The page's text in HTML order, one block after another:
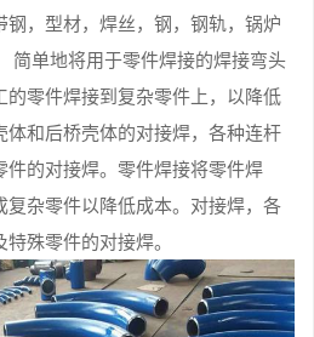
，型材，焊丝，钢，钢轨，锅炉
简单地将用于零件焊接的焊接弯头
零件焊接到复杂零件上，以降低
和后桥壳体的对接焊，各种连杆
的对接焊。零件焊接将零件焊
杂零件以降低成本。对接焊，各
殊零件的对接焊。